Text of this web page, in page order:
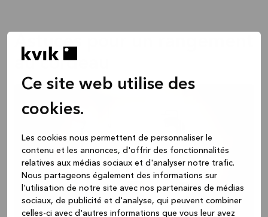
Ce site web utilise des
cookies.
Les cookies nous permettent de personnaliser le
contenu et les annonces, d'offrir des fonctionnalités
relatives aux médias sociaux et d'analyser notre trafic.
Nous partageons également des informations sur
l'utilisation de notre site avec nos partenaires de médias
sociaux, de publicité et d'analyse, qui peuvent combiner
celles-ci avec d'autres informations que vous leur avez
Astuces pour un rangement
au cordeau